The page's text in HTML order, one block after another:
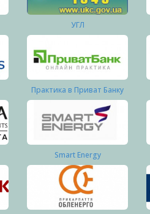
УГЛ
Практика в Приват Банку
Smart Energy